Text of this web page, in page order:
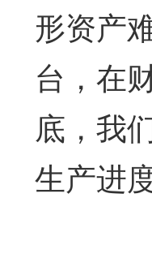
形资产
台，在
底，我
生产进